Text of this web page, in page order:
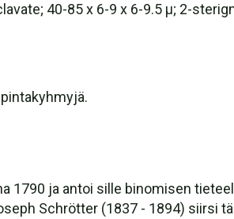
40-85 x 6-9 x 6-9.5 µ; 2-
1790 ja antoi sille binomisen
Schrötter (1837 - 1894) siirsi